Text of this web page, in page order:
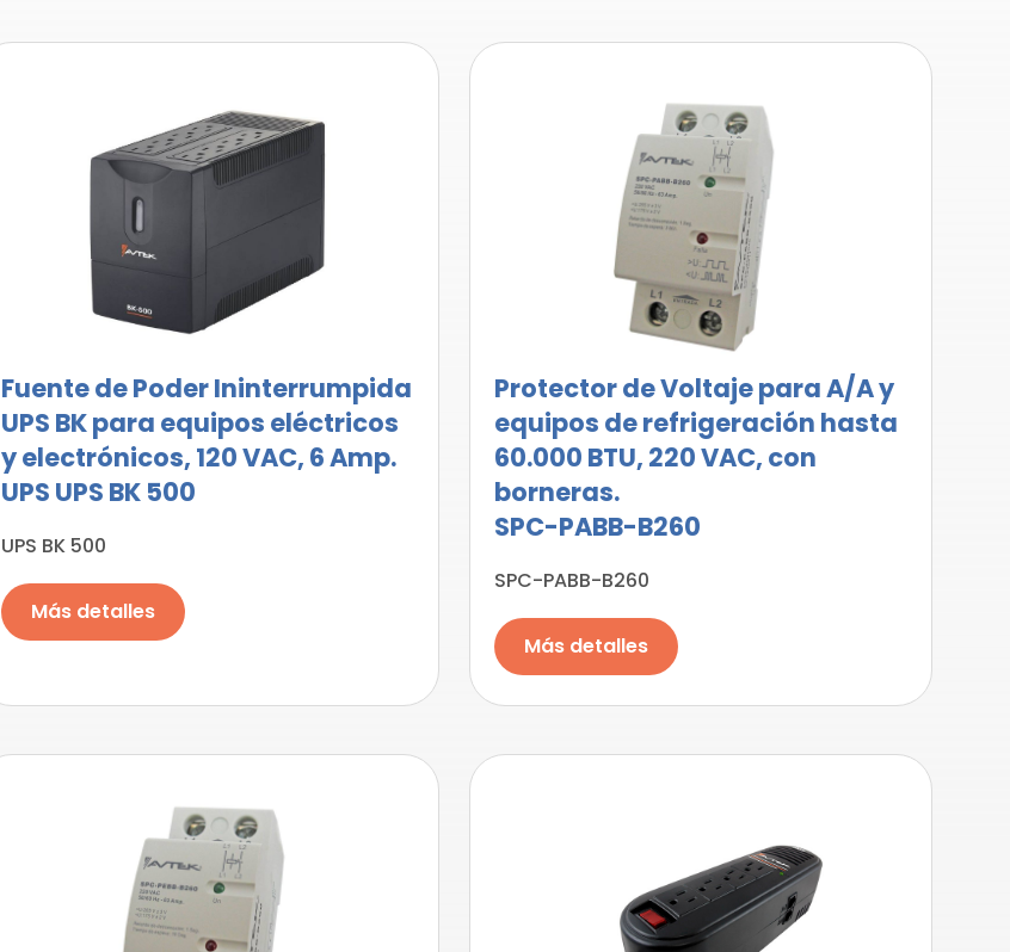
Fuente de Poder Ininterrumpida
UPS BK para equipos eléctricos
y electrónicos, 120 VAC, 6 Amp.
UPS UPS BK 500
UPS BK 500
Más detalles
Protector de Voltaje para A/A y
equipos de refrigeración hasta
60.000 BTU, 220 VAC, con
borneras.
SPC-PABB-B260
SPC-PABB-B260
Más detalles